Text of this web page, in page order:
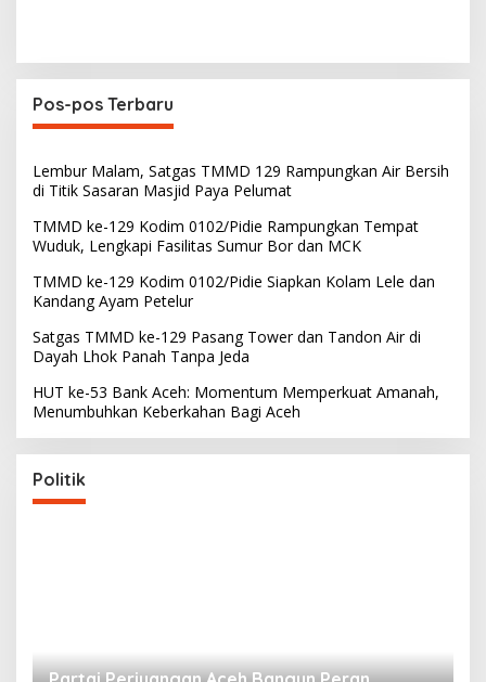
Pos-pos Terbaru
Lembur Malam, Satgas TMMD 129 Rampungkan Air Bersih
di Titik Sasaran Masjid Paya Pelumat
TMMD ke-129 Kodim 0102/Pidie Rampungkan Tempat
Wuduk, Lengkapi Fasilitas Sumur Bor dan MCK
TMMD ke-129 Kodim 0102/Pidie Siapkan Kolam Lele dan
Kandang Ayam Petelur
Satgas TMMD ke-129 Pasang Tower dan Tandon Air di
Dayah Lhok Panah Tanpa Jeda
HUT ke-53 Bank Aceh: Momentum Memperkuat Amanah,
Menumbuhkan Keberkahan Bagi Aceh
Politik